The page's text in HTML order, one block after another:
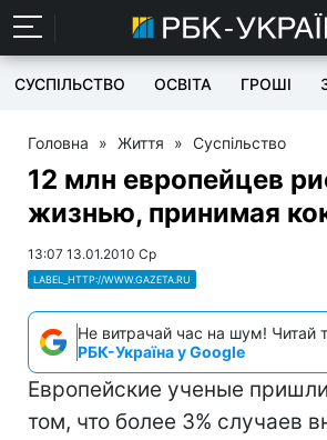
СУСПІЛЬСТВО ОСВІТА ГРОШІ
Головна » Життя » Суспільство
12 млн европейцев
жизнью, принимая
13:07 13.01.2010 Ср
LABEL_HTTP://WWW.GAZETA.RU
Не витрачай час на шум! Читай
РБК-Україна у Google
Европейские ученые
том, что более 3% случаев